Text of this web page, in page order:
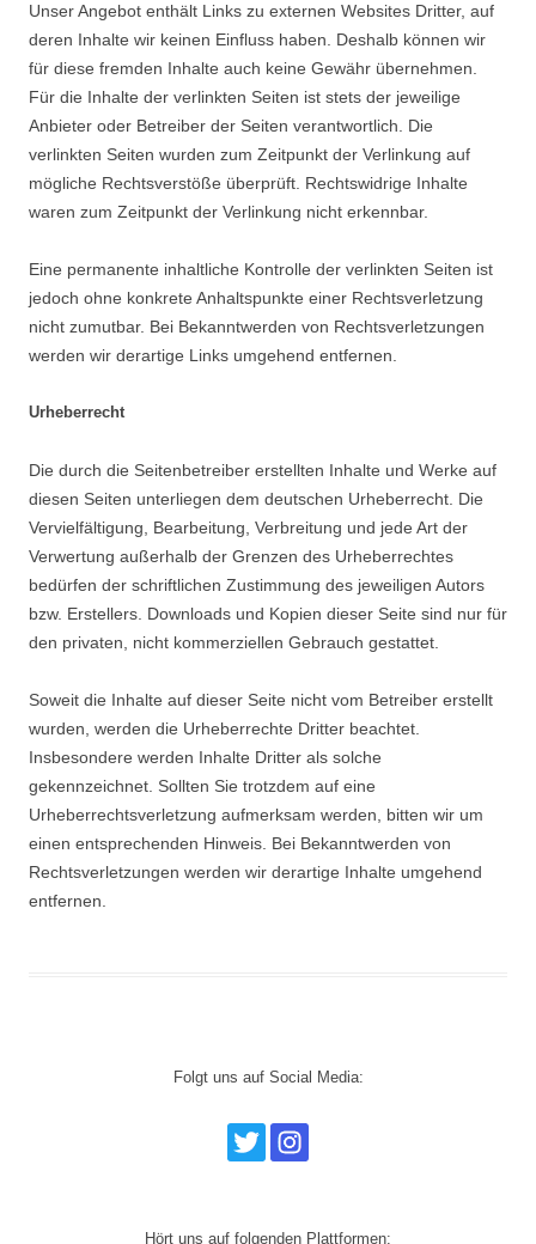
Unser Angebot enthält Links zu externen Websites Dritter, auf
deren Inhalte wir keinen Einfluss haben. Deshalb können wir
für diese fremden Inhalte auch keine Gewähr übernehmen.
Für die Inhalte der verlinkten Seiten ist stets der jeweilige
Anbieter oder Betreiber der Seiten verantwortlich. Die
verlinkten Seiten wurden zum Zeitpunkt der Verlinkung auf
mögliche Rechtsverstöße überprüft. Rechtswidrige Inhalte
waren zum Zeitpunkt der Verlinkung nicht erkennbar.
Eine permanente inhaltliche Kontrolle der verlinkten Seiten ist
jedoch ohne konkrete Anhaltspunkte einer Rechtsverletzung
nicht zumutbar. Bei Bekanntwerden von Rechtsverletzungen
werden wir derartige Links umgehend entfernen.
Urheberrecht
Die durch die Seitenbetreiber erstellten Inhalte und Werke auf
diesen Seiten unterliegen dem deutschen Urheberrecht. Die
Vervielfältigung, Bearbeitung, Verbreitung und jede Art der
Verwertung außerhalb der Grenzen des Urheberrechtes
bedürfen der schriftlichen Zustimmung des jeweiligen Autors
bzw. Erstellers. Downloads und Kopien dieser Seite sind nur für
den privaten, nicht kommerziellen Gebrauch gestattet.
Soweit die Inhalte auf dieser Seite nicht vom Betreiber erstellt
wurden, werden die Urheberrechte Dritter beachtet.
Insbesondere werden Inhalte Dritter als solche
gekennzeichnet. Sollten Sie trotzdem auf eine
Urheberrechtsverletzung aufmerksam werden, bitten wir um
einen entsprechenden Hinweis. Bei Bekanntwerden von
Rechtsverletzungen werden wir derartige Inhalte umgehend
entfernen.
Folgt uns auf Social Media:
Hört uns auf folgenden Plattformen: